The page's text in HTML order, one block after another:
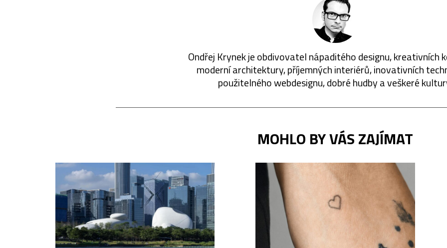
Ondřej Krynek je obdivovatel nápaditého designu, kreativních
moderní architektury, příjemných interiérů, inovativních
použitelného webdesignu, dobré hudby a veškeré
MOHLO BY VÁS ZAJÍMAT